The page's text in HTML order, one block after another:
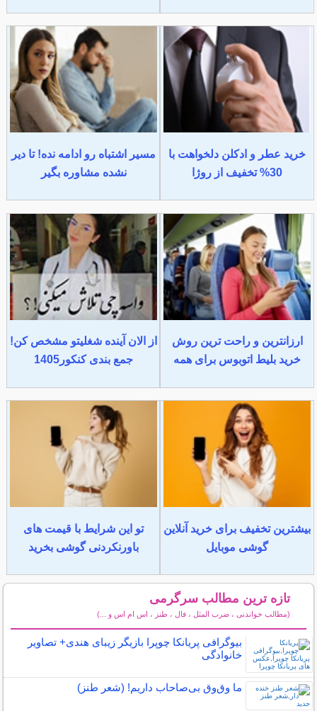
خرید عطر و ادکلن دلخواهت با
30% تخفیف از روژا
مسیر اشتباه رو ادامه نده! تا دیر
نشده مشاوره بگیر
ارزانترین و راحت ترین روش
خرید بلیط اتوبوس برای همه
از الان آینده شغلیتو مشخص کن!
جمع بندی کنکور1405
بیشترین تخفیف برای خرید آنلاین
گوشی موبایل
تو این شرایط با قیمت های
باورنکردنی گوشی بخرید
تازه ترین مطالب سرگرمی
(مطالب خواندنی ، ضرب المثل ، فال ، طنز ، اس ام اس و ...)
بیوگرافی پریانکا چوپرا بازیگر زیبای هندی+ تصاویر
خانوادگی
ما وق‌وق بی‌صاحاب داریم! (شعر طنز)